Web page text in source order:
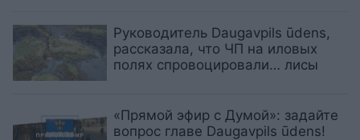
Руководитель Daugavpils ūdens,
рассказала, что ЧП на иловых
полях спровоцировали… лисы
«Прямой эфир с Думой»: задайте
вопрос главе Daugavpils ūdens!